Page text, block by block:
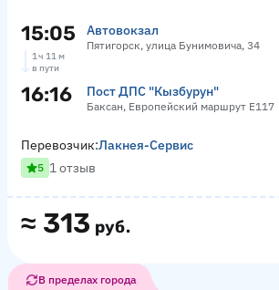
15:05 Автовокзал
Пятигорск, улица Бунимовича, 34
1 ч 11 м
в пути
16:16 Пост ДПС "Кызбурун"
Баксан, Европейский маршрут Е117
≈ 313 руб.
Перевозчик:Лакнея-Сервис
5 1 отзыв
В пределах города